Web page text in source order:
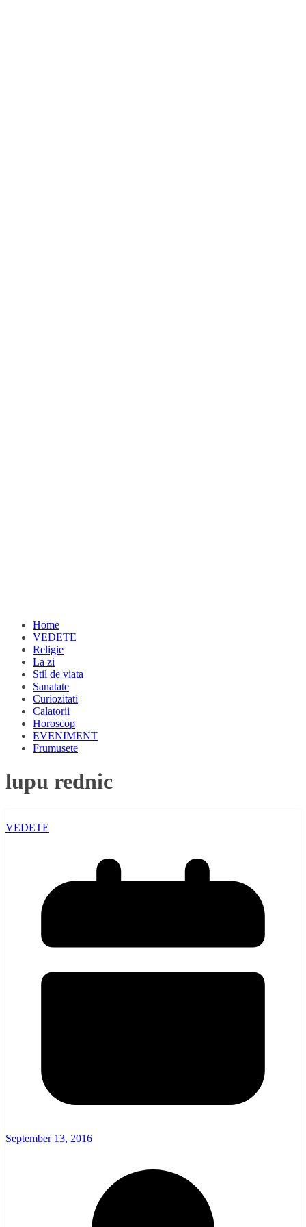
Home
VEDETE
Religie
La zi
Stil de viata
Sanatate
Curiozitati
Calatorii
Horoscop
EVENIMENT
Frumusete
lupu rednic
VEDETE
September 13, 2016